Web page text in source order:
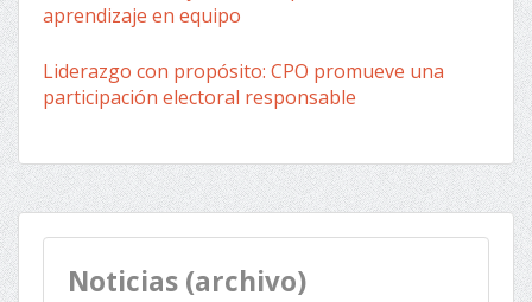
aprendizaje en equipo
Liderazgo con propósito: CPO promueve una
participación electoral responsable
Noticias (archivo)